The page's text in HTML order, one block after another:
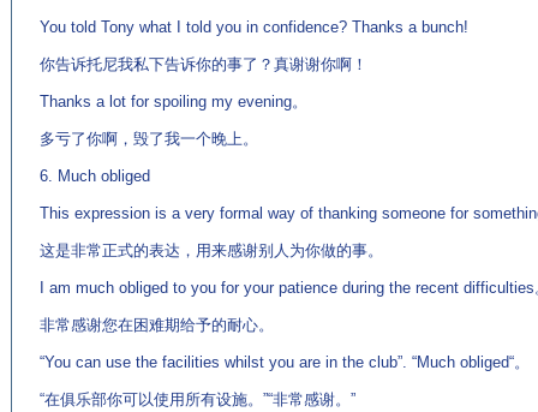
You told Tony what I told you in confidence? Thanks a bunch!
你告诉托尼我私下告诉你的事了？真谢谢你啊！
Thanks a lot for spoiling my evening。
多亏了你啊，毁了我一个晚上。
6. Much obliged
This expression is a very formal way of thanking someone for
这是非常正式的表达，用来感谢别人为你做的事。
I am much obliged to you for your patience during the recent difficulties
非常感谢您在困难期给予的耐心。
“You can use the facilities whilst you are in the club”. “Much obliged“。
“在俱乐部你可以使用所有设施。”“非常感谢。”